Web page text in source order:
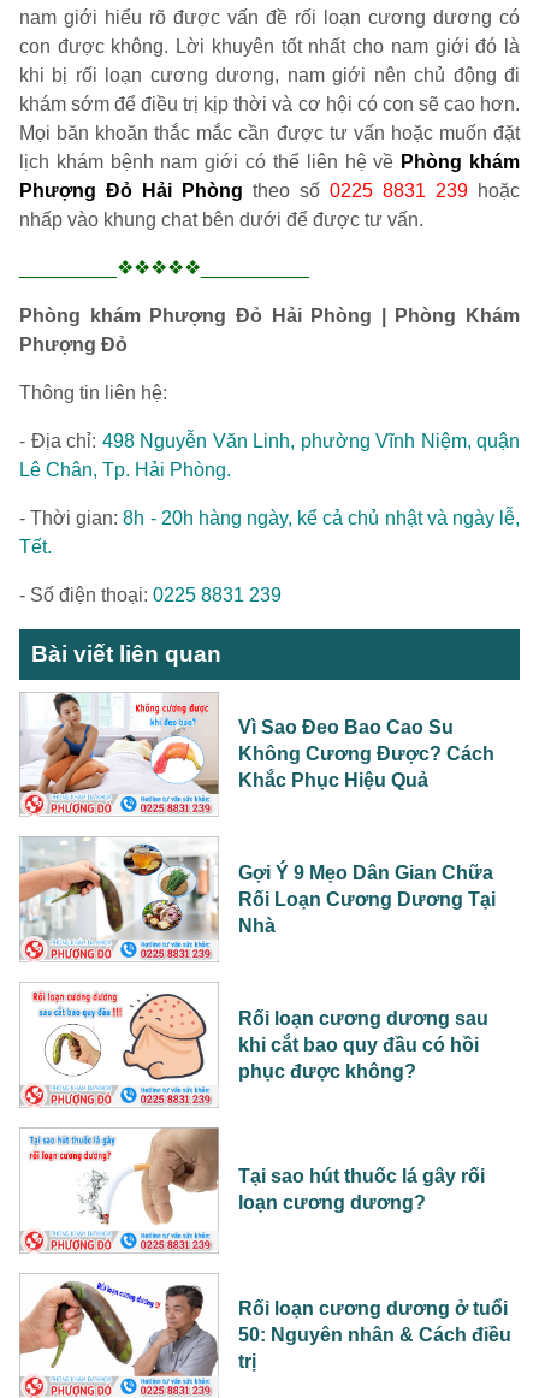
nam giới hiểu rõ được vấn đề rối loạn cương dương có
con được không. Lời khuyên tốt nhất cho nam giới đó là
khi bị rối loạn cương dương, nam giới nên chủ động đi
khám sớm để điều trị kịp thời và cơ hội có con sẽ cao hơn.
Mọi băn khoăn thắc mắc cần được tư vấn hoặc muốn đặt
lịch khám bệnh nam giới có thể liên hệ về Phòng khám
Phượng Đỏ Hải Phòng theo số 0225 8831 239 hoặc
nhấp vào khung chat bên dưới để được tư vấn.
_________❖❖❖❖❖__________
Phòng khám Phượng Đỏ Hải Phòng | Phòng Khám
Phượng Đỏ
Thông tin liên hệ:
- Địa chỉ: 498 Nguyễn Văn Linh, phường Vĩnh Niệm, quận
Lê Chân, Tp. Hải Phòng.
- Thời gian:8h - 20h hàng ngày, kể cả chủ nhật và ngày lễ,
Tết.
- Số điện thoại: 0225 8831 239
Bài viết liên quan
Vì Sao Đeo Bao Cao Su
Không Cương Được? Cách
Khắc Phục Hiệu Quả
Gợi Ý 9 Mẹo Dân Gian Chữa
Rối Loạn Cương Dương Tại
Nhà
Rối loạn cương dương sau
khi cắt bao quy đầu có hồi
phục được không?
Tại sao hút thuốc lá gây rối
loạn cương dương?
Rối loạn cương dương ở tuổi
50: Nguyên nhân & Cách điều
trị